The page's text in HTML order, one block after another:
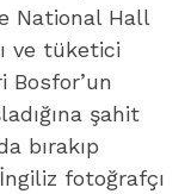
National Hall
ve tüketici
Bosfor’un
şahit
bırakıp
fotoğrafçı